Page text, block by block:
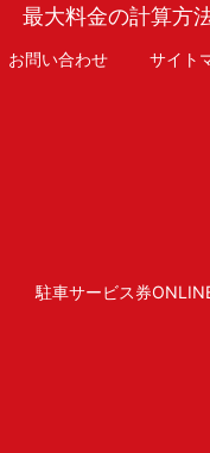
最大料金の計算方
お問い合わせ サイト
駐車サービス券